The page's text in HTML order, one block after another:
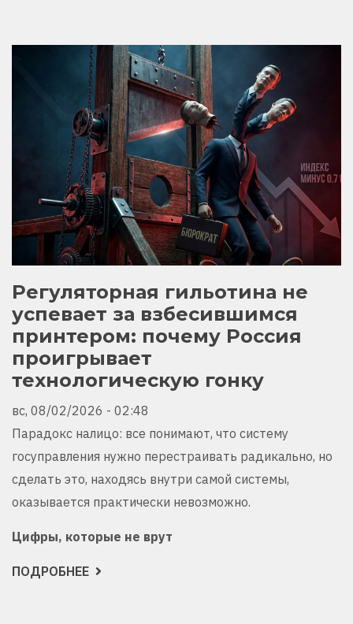
СТАЛ
ГЕОПОЛИТИЧЕСКИМ
ОРУЖИЕМ
Регуляторная гильотина не
успевает за взбесившимся
принтером: почему Россия
проигрывает
технологическую гонку
вс, 08/02/2026 - 02:48
Парадокс налицо: все понимают, что систему
госуправления нужно перестраивать радикально, но
сделать это, находясь внутри самой системы,
оказывается практически невозможно.
Цифры, которые не врут
ПОДРОБНЕЕ О